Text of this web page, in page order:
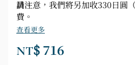
員。
請注意，我們將另加收330日圓
費。
查看更多
NT$ 716